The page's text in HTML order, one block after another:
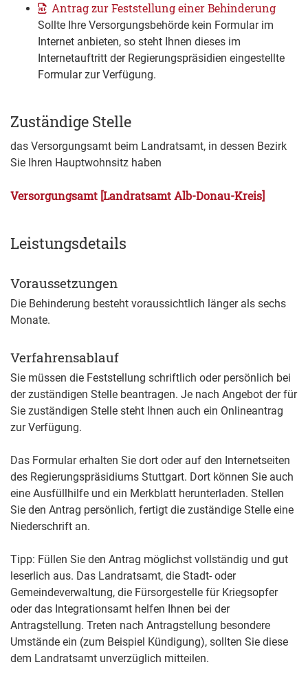
Antrag zur Feststellung einer Behinderung
Sollte Ihre Versorgungsbehörde kein Formular im
Internet anbieten, so steht Ihnen dieses im
Internetauftritt der Regierungspräsidien eingestellte
Formular zur Verfügung.
Zuständige Stelle
das Versorgungsamt beim Landratsamt, in dessen Bezirk
Sie Ihren Hauptwohnsitz haben
Versorgungsamt [Landratsamt Alb-Donau-Kreis]
Leistungsdetails
Voraussetzungen
Die Behinderung besteht voraussichtlich länger als sechs
Monate.
Verfahrensablauf
Sie müssen die Feststellung schriftlich oder persönlich bei
der zuständigen Stelle beantragen. Je nach Angebot der für
Sie zuständigen Stelle steht Ihnen auch ein Onlineantrag
zur Verfügung.
Das Formular erhalten Sie dort oder auf den Internetseiten
des Regierungspräsidiums Stuttgart. Dort können Sie auch
eine Ausfüllhilfe und ein Merkblatt herunterladen. Stellen
Sie den Antrag persönlich, fertigt die zuständige Stelle eine
Niederschrift an.
Tipp: Füllen Sie den Antrag möglichst vollständig und gut
leserlich aus. Das Landratsamt, die Stadt- oder
Gemeindeverwaltung, die Fürsorgestelle für Kriegsopfer
oder das Integrationsamt helfen Ihnen bei der
Antragstellung. Treten nach Antragstellung besondere
Umstände ein (zum Beispiel Kündigung), sollten Sie diese
dem Landratsamt unverzüglich mitteilen.